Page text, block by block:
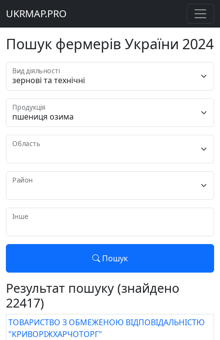
UKRMAP.PRO
Пошук фермерів України 2024
Вид діяльності
Продукція
Область
Район
Інше
Пошук
Результат пошуку (знайдено
22417)
ТОВАРИСТВО З ОБМЕЖЕНОЮ ВІДПОВІДАЛЬНІСТЮ
"КРИВОРІЖХАРЧОТОРГ"